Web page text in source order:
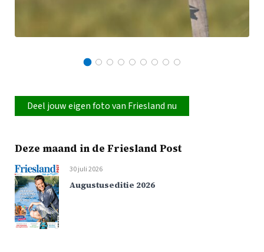
Deel jouw eigen foto van Friesland nu
Deze maand in de Friesland Post
30 juli 2026
Augustuseditie 2026